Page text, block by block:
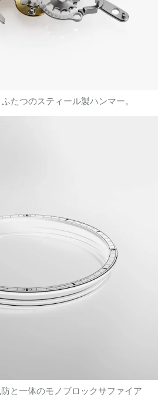
たつのスティール製ハンマー。
と一体のモノブロックサファイア